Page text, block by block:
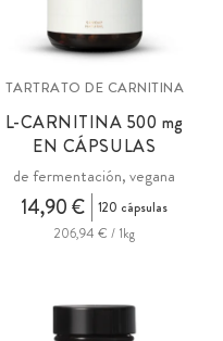
TARTRATO DE CARNITINA
L-CARNITINA 500 mg
EN CÁPSULAS
de fermentación, vegana
14,90 €
120 cápsulas
206,94 € / 1kg